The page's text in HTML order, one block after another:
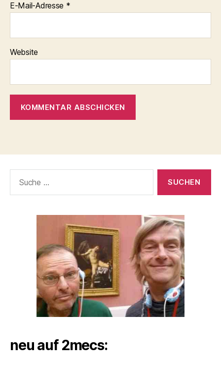
E-Mail-Adresse *
Website
nach:
neu auf 2mecs: